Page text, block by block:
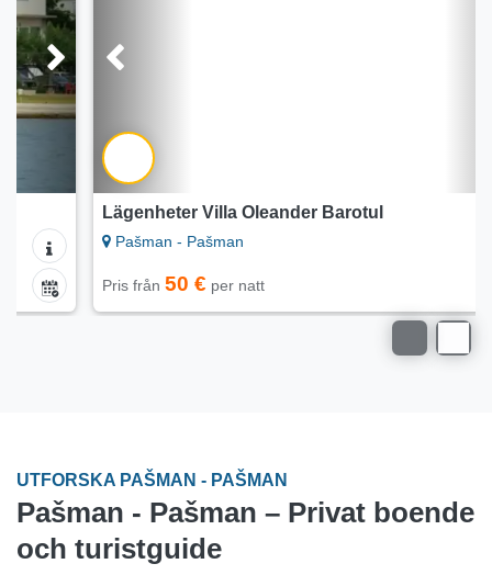
Lägenheter Villa Oleander Barotul
Pašman - Pašman
Pris från 50 €per natt
UTFORSKA PAŠMAN - PAŠMAN
Pašman - Pašman – Privat boende
och turistguide